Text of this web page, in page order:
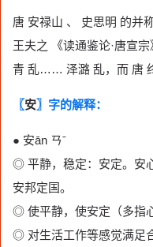
唐 安禄山 、 史思明 的并
王夫之 《读通鉴论·唐宣
青 乱…… 泽潞 乱，而 唐
〖安〗字的解释：
● 安ān ㄢˉ
◎ 平静，稳定：安定。安
安邦定国。
◎ 使平静，使安定（多指
◎ 对生活工作等感觉满足